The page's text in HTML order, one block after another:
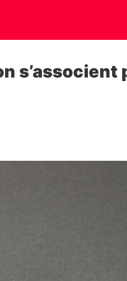
s’associent